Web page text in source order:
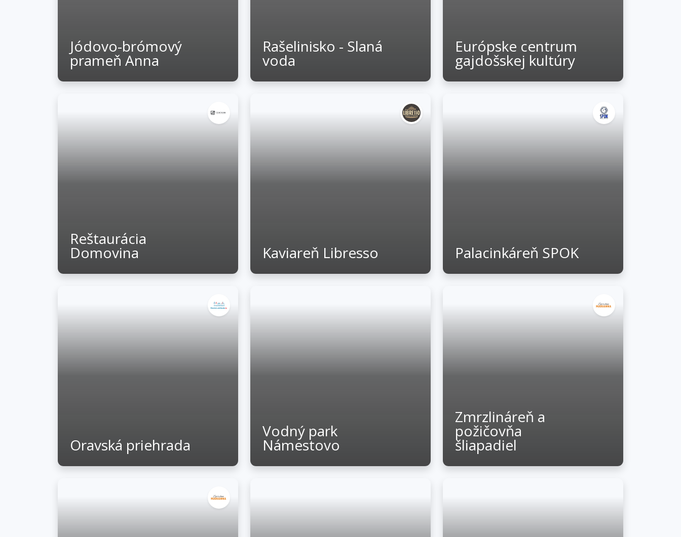
Jódovo-brómový
prameň Anna
Rašelinisko - Slaná
voda
Európske centrum
gajdošskej kultúry
Reštaurácia
Domovina Kaviareň Libresso Palacinkáreň SPOK
Oravská priehrada
Vodný park
Námestovo
Zmrzlináreň a
požičovňa
šliapadiel